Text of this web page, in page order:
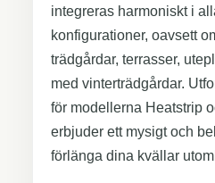
integreras harmoniskt i
konfigurationer, oavsett
trädgårdar, terrasser,
med vinterträdgårdar.
för modellerna Heatstrip
erbjuder ett mysigt och
förlänga dina kvällar